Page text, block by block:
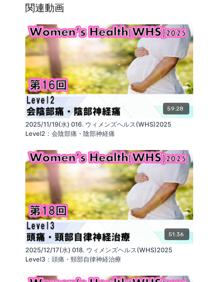
つわりの進化論的意義
治療・対策
治療効果についてのエビデンス
・組織間リリースによるつわり治療の考え方
妊娠初期の自律神経症状
子宮からの交感神経入力に関する仮説
噴門Cardiaと自律神経
噴門の構造
腸間膜（大網）と前腹膜との癒着
胃に対する力学的刺激についての仮説
・治療の可能性
産後のからだ
治療効果
・まとめ
プロセス
■セミナーに関連するお役立ち商品
・リアライン・コアSIセット
胸郭の運動を変化させ、呼吸機能や脊椎の運動を改善
する
https://glab.shop/collections/product_all/products/core-
si
■Kokokara.onlineを運営する会社：
ReaLine Seminars
https://seminar.realine.org/
株式会社GLAB https://glab.shop/
SNS https://linktr.ee/GLABInc
https://realine.org/
関連動画
59:28
2025/11/19(水) 016. ウィメンズヘルス(WHS)2025
Level2：会陰部痛・陰部神経痛
51:36
2025/12/17(水) 018. ウィメンズヘルス(WHS)2025
Level3：頭痛・頸部自律神経治療